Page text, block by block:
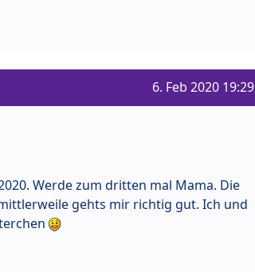
6. Feb 2020 19:29
Werde zum dritten mal Mama. Die
gehts mir richtig gut. Ich und